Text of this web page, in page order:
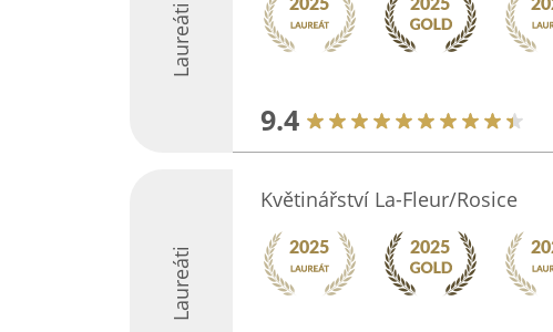
Laureáti
9.4
Laureáti
Květinářství La-Fleur/Rosice